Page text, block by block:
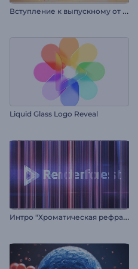
В
ступление к выпускному от Чик
Liquid Glass Logo Reveal
И
нтро "Хроматическая рефракция"